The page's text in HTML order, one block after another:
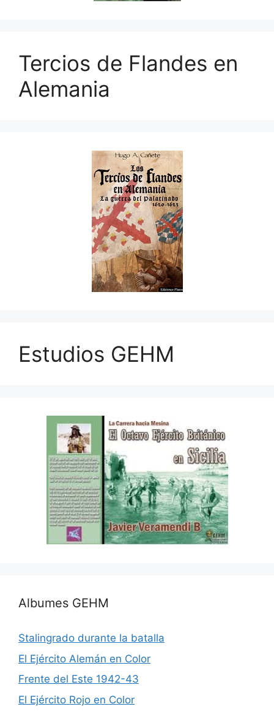
Tercios de Flandes en
Alemania
Estudios GEHM
Albumes GEHM
Stalingrado durante la batalla
El Ejército Alemán en Color
Frente del Este 1942-43
El Ejército Rojo en Color